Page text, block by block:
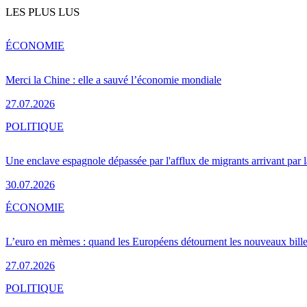
LES PLUS LUS
Merci la Chine : elle a sauvé l’économie mondiale
27.07.2026
ÉCONOMIE
Une enclave espagnole dépassée par l'afflux de migrants arrivant par
30.07.2026
POLITIQUE
L’euro en mèmes : quand les Européens détournent les nouveaux
27.07.2026
ÉCONOMIE
POLITIQUE